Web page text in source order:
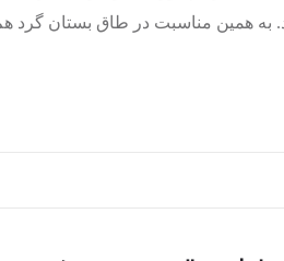
به همین مناسبت در طاق بستان